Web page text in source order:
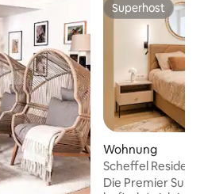
Superhost
Superhost
Wohnung
Scheffel
Die Premier Suite